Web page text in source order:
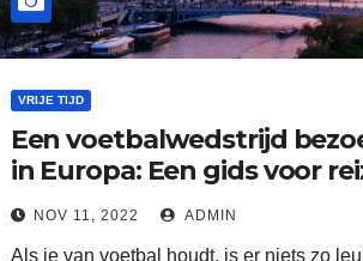
VRIJE TIJD
Een voetbalwedstrijd
in Europa: Een gids voor
NOV 11, 2022 ADMIN
Als je van voetbal houdt, is er niets zo